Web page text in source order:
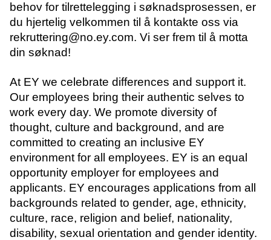
behov for tilrettelegging i søknadsprosessen, er
du hjertelig velkommen til å kontakte oss via
rekruttering@no.ey.com. Vi ser frem til å motta
din søknad!
At EY we celebrate differences and support it.
Our employees bring their authentic selves to
work every day. We promote diversity of
thought, culture and background, and are
committed to creating an inclusive EY
environment for all employees. EY is an equal
opportunity employer for employees and
applicants. EY encourages applications from all
backgrounds related to gender, age, ethnicity,
culture, race, religion and belief, nationality,
disability, sexual orientation and gender identity.